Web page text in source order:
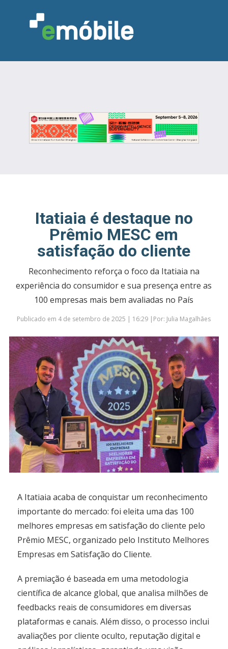
INDÚSTRIA MARCENARIA
DESIGN & DECORAÇÃO
INDICADORES
FEIRAS NOTÍCIAS
Itatiaia é destaque no
Prêmio MESC em
satisfação do cliente
Reconhecimento reforça o foco da Itatiaia na
experiência do consumidor e sua presença entre as
100 empresas mais bem avaliadas no País
Publicado em 4 de setembro de 2025 | 16:29 |Por: Julia Magalhães
A Itatiaia acaba de conquistar um reconhecimento
importante do mercado: foi eleita uma das 100
melhores empresas em satisfação do cliente pelo
Prêmio MESC, organizado pelo Instituto Melhores
Empresas em Satisfação do Cliente.
A premiação é baseada em uma metodologia
científica de alcance global, que analisa milhões de
feedbacks reais de consumidores em diversas
plataformas e canais. Além disso, o processo inclui
avaliações por cliente oculto, reputação digital e